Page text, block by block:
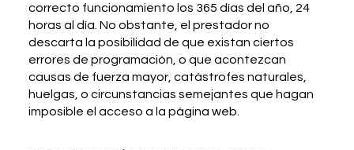
correcto funcionamiento los 365 días del año, 24
horas al día. No obstante, el prestador no
descarta la posibilidad de que existan ciertos
errores de programación, o que acontezcan
causas de fuerza mayor, catástrofes naturales,
huelgas, o circunstancias semejantes que hagan
imposible el acceso a la página web.